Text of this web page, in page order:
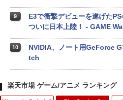
9
E3で衝撃デビューを遂げた
ついに日本上陸！ - GAME
10
NVIDIA、ノート用GeForce
tch
楽天市場 ゲーム/アニメ ランキング